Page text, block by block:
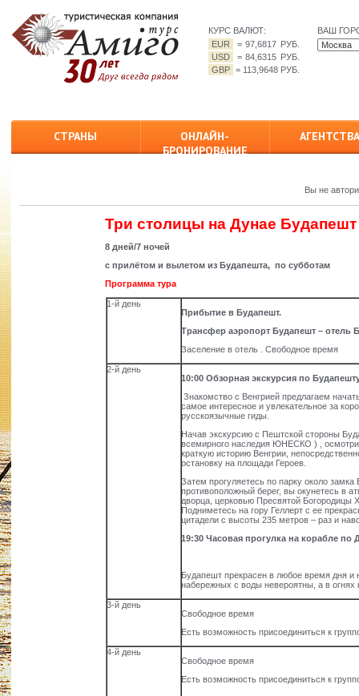
КУРС ВАЛЮТ:
EUR
=97,6817 РУБ.
USD
=84,6315 РУБ.
GBP = 113,9648 РУБ.
ВАШ
СТРАНЫ
ОНЛАЙН-
БРОНИРОВАНИЕ
Вы не
Три столицы на Дунае
8 дней/7ночей
с прилётом и вылетом из Будапешта, по субботам
Программа тура
1-й день
Прибытие в Будапешт.
Трансфер аэропорт Будапешт – отель
Заселение в отель . Свободное время
2-й день
10:00 Обзорная экскурсия по
Знакомство с Венгрией предлагаем
самое интересное и увлекательное за
русскоязычные гиды.
Начав экскурсию с Пештской стороны
всемирного наследия ЮНЕСКО ) ,
краткую историю Венгрии,
остановку на площади Героев.
Затем прогуляетесь по парку около
противоположный берег, вы окунетесь в
дворца, церковью Пресвятой Богородицы
Подниметесь на гору Геллерт с ее
цитадели с высоты 235 метров – раз и
19:30Часовая прогулка на корабле
Будапешт прекрасен в любое время дня
набережных с воды невероятны, а в огнях
3-й день
Свободное время
Есть возможность присоединиться к
4-й день
Свободное время
Есть возможность присоединиться к